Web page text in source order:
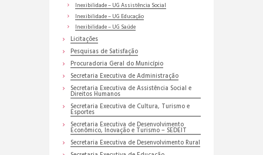
Inexibilidade – UG Assistência Social
Inexibilidade – UG Educação
Inexibilidade – UG Saúde
Licitações
Pesquisas de Satisfação
Procuradoria Geral do Município
Secretaria Executiva de Administração
Secretaria Executiva de Assistência Social e
Direitos Humanos
Secretaria Executiva de Cultura, Turismo e
Esportes
Secretaria Executiva de Desenvolvimento
Econômico, Inovação e Turismo – SEDEIT
Secretaria Executiva de Desenvolvimento Rural